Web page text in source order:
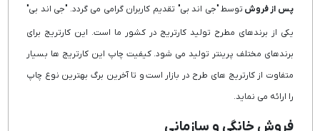
پس از فروش توسط "جی اند بی" تقدیم کاربران گرامی می گردد. "جی اند بی"
یکی از برندهای مطرح تولید کارتریج در کشور ما است. این کارتریج برای
برندهای مختلف پرینتر تولید می شود. کیفیت چاپ این کارتریج ها بسیار
متفاوت از کارتریج های طرح در بازار است و تا آخرین برگ بهترین نوع چاپ
را ارائه می نماید.
فروش خانگی و سازمانی